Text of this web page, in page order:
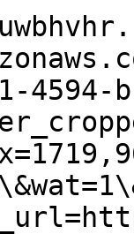
4594-